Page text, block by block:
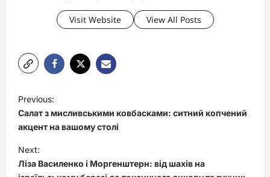
Visit Website View All Posts
P
o
s
t
n
Previous:
Салат з мисливськими ковбасками: ситний копчений
акцент на вашому столі
Next:
Ліза Василенко і Моргенштерн: від шахів на